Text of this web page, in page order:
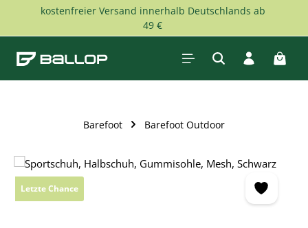
Zum Hauptinhalt springen
kostenfreier Versand innerhalb Deutschlands ab
49 €
Barefoot Barefoot Outdoor
Bildergalerie überspringen
Letzte Chance